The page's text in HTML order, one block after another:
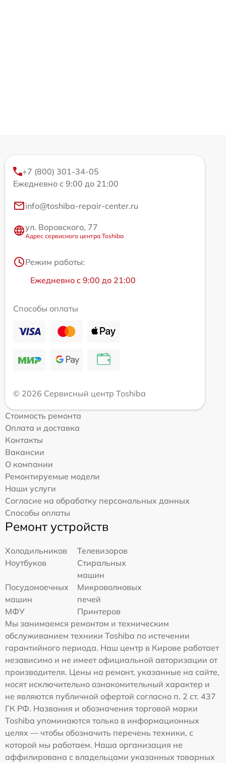
+7 (800) 301-34-05
Ежедневно с 9:00 до 21:00
info@toshiba-repair-center.ru
ул. Воровского, 77
Адрес сервисного центра Toshiba
Режим работы:
Ежедневно с 9:00 до 21:00
Способы оплаты
© 2026 Сервисный центр Toshiba
Стоимость ремонта
Оплата и доставка
Контакты
Вакансии
О компании
Ремонтируемые модели
Наши услуги
Согласие на обработку персональных данных
Способы оплаты
Ремонт устройств
Холодильников
Телевизоров
Ноутбуков
Стиральных
машин
Посудомоечных
машин
Микроволновых
печей
МФУ
Принтеров
Мы занимаемся ремонтом и техническим
обслуживанием техники Toshiba по истечении
гарантийного периода. Наш центр в Кирове работает
независимо и не имеет официальной авторизации от
производителя. Цены на ремонт, указанные на сайте,
носят исключительно ознакомительный характер и
не являются публичной офертой согласно п. 2 ст. 437
ГК РФ. Названия и обозначения торговой марки
Toshiba упоминаются только в информационных
целях — чтобы обозначить перечень техники, с
которой мы работаем. Наша организация не
аффилирована с владельцами указанных товарных